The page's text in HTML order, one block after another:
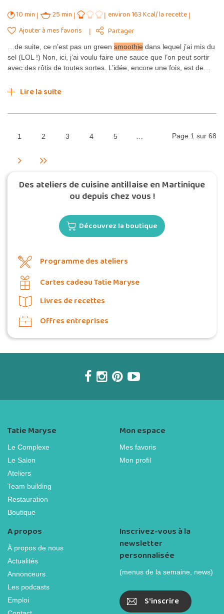
10 min 25 min
environ 163 Kcal/ la recette
Ajouter à mes favoris
Partager
…de suite, ce n’est pas un green smoothie dans lequel j’ai mis du
sel (LOL !) Non, ici, j’ai voulu faire une sauce que l’on peut sortir
avec des rôtis de toutes sortes. L’idée, encore une fois, est de…
Lire la suite
Page 1 sur 68
1 2 3 4 5
Des ateliers de cuisine antillaise en Martinique
ou depuis chez vous !
Découvrez la boutique
Programme des ateliers
Cartes cadeau Tatie Maryse
Livres de recettes
Offres entreprises
Tatie Maryse
Le Complexe
Le Salon
Ateliers
Team building
Restauration
Boutique
Mon espace
Mes favoris
Mon profil
A propos
À propos de nous
Actualités
Annonceurs
Les podcasts
Emploi
Inscrivez-vous à la
newsletter
personnalisée
(menus de la semaine, news)
S'inscrire